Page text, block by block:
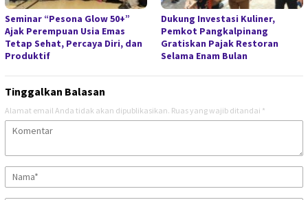
Seminar “Pesona Glow 50+”
Ajak Perempuan Usia Emas
Tetap Sehat, Percaya Diri, dan
Produktif
Dukung Investasi Kuliner,
Pemkot Pangkalpinang
Gratiskan Pajak Restoran
Selama Enam Bulan
Tinggalkan Balasan
Alamat email Anda tidak akan dipublikasikan. Ruas yang wajib ditandai *